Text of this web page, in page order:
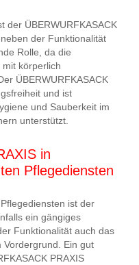
der ÜBERWURFKASACK
der Funktionalität
Rolle, da die
körperlich
ÜBERWURFKASACK
und ist
und Sauberkeit im
unterstützt.
in
Pflegediensten
ist der
ein gängiges
Funktionalität auch das
Vordergrund. Ein gut
PRAXIS